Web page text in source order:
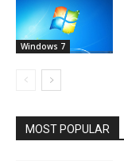
Windows 7
MOST POPULAR